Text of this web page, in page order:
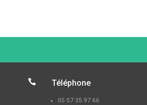
 Téléphone
05 57 35 97 66